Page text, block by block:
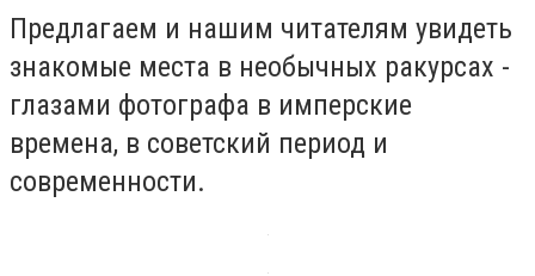
Предлагаем и нашим читателям увидеть
знакомые места в необычных ракурсах -
глазами фотографа в имперские
времена, в советский период и
современности.